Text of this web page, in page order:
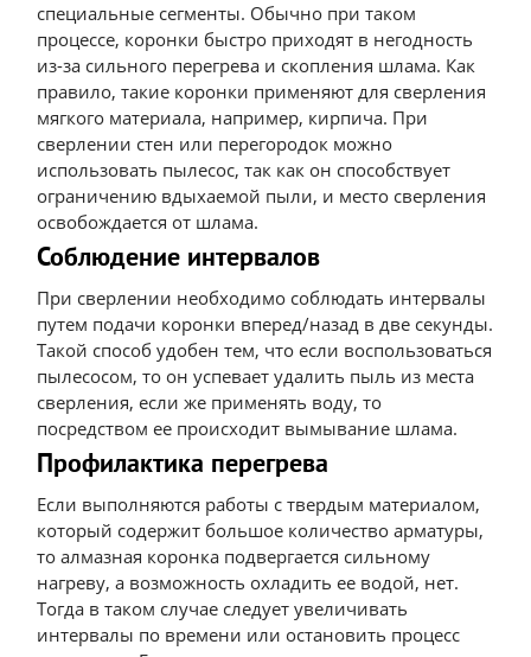
специальные сегменты. Обычно при таком
процессе, коронки быстро приходят в негодность
из-за сильного перегрева и скопления шлама. Как
правило, такие коронки применяют для сверления
мягкого материала, например, кирпича. При
сверлении стен или перегородок можно
использовать пылесос, так как он способствует
ограничению вдыхаемой пыли, и место сверления
освобождается от шлама.
Соблюдение интервалов
При сверлении необходимо соблюдать интервалы
путем подачи коронки вперед/назад в две секунды.
Такой способ удобен тем, что если воспользоваться
пылесосом, то он успевает удалить пыль из места
сверления, если же применять воду, то
посредством ее происходит вымывание шлама.
Профилактика перегрева
Если выполняются работы с твердым материалом,
который содержит большое количество арматуры,
то алмазная коронка подвергается сильному
нагреву, а возможность охладить ее водой, нет.
Тогда в таком случае следует увеличивать
интервалы по времени или остановить процесс